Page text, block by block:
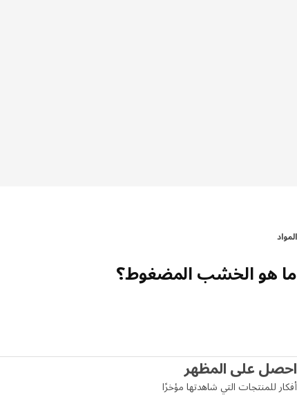
المواد
ما هو الخشب المضغوط؟
احصل على المظهر
أفكار للمنتجات التي شاهدتها مؤخرًا